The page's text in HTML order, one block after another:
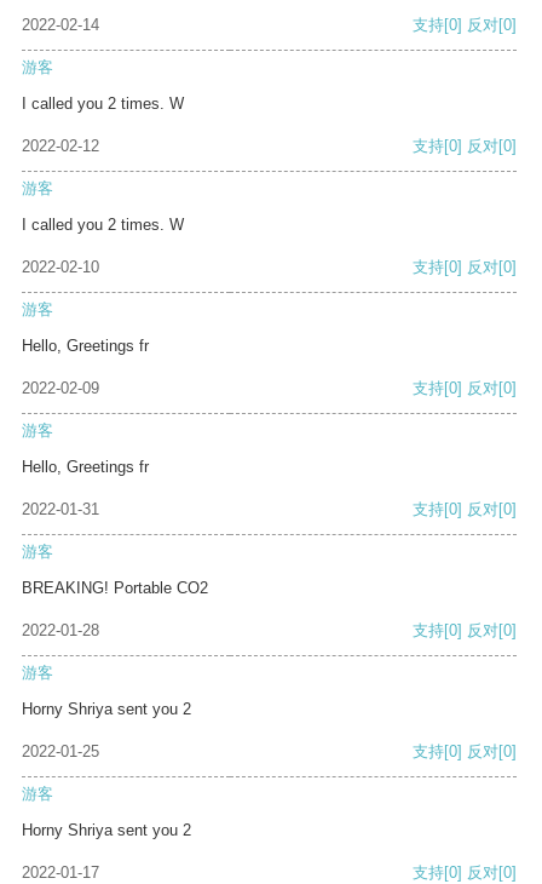
2022-02-14 支持[0] 反对[0]
游客
I called you 2 times. W
2022-02-12 支持[0] 反对[0]
游客
I called you 2 times. W
2022-02-10 支持[0] 反对[0]
游客
Hello, Greetings fr
2022-02-09 支持[0] 反对[0]
游客
Hello, Greetings fr
2022-01-31 支持[0] 反对[0]
游客
BREAKING! Portable CO2
2022-01-28 支持[0] 反对[0]
游客
Horny Shriya sent you 2
2022-01-25 支持[0] 反对[0]
游客
Horny Shriya sent you 2
2022-01-17 支持[0] 反对[0]